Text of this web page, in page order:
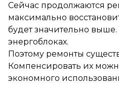
Сейчас продолжаются
максимально
будет значительно
энергоблоках.
Поэтому ремонты
Компенсировать их
экономного